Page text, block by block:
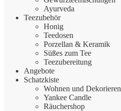
Ayurveda
Teezubehör
Honig
Teedosen
Porzellan & Keramik
Süßes zum Tee
Teezubereitung
Angebote
Schatzkiste
Wohnen und Dekorieren
Yankee Candle
Räuchershop